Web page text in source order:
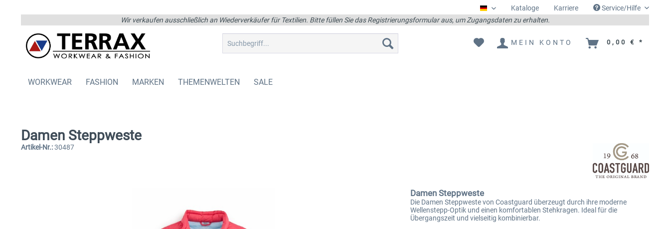
DeutschKataloge Karriere
Service/Hilfe
Wir verkaufen ausschließlich an Wiederverkäufer für Textilien. Bitte füllen Sie das Registrierungsformular aus, um Zugangsdaten zu erhalten.
MEIN KONTO 0,00 € *
WORKWEAR FASHION MARKEN THEMENWELTEN SALE
Damen Steppweste
Artikel-Nr.:30487
Damen Steppweste
Die Damen Steppweste von Coastguard überzeugt durch ihre moderne
Wellenstepp-Optik und einen komfortablen Stehkragen. Ideal für die
Übergangszeit und vielseitig kombinierbar.